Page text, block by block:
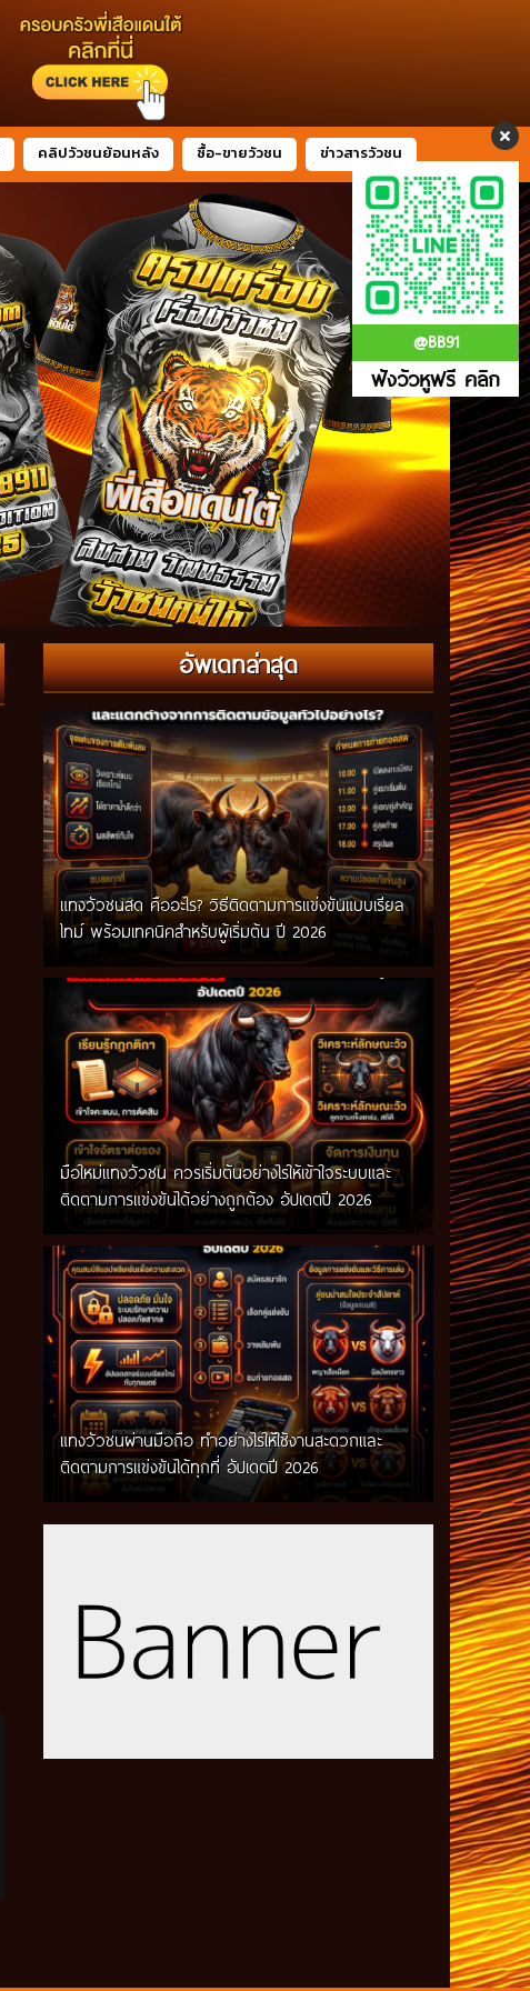
@BB91
ฟังวัวหูฟรี คลิก
คลิปวัวชนย้อนหลัง ซื้อ-ขายวัวชน ข่าวสารวัวชน
อัพเดทล่าสุด
แทงวัวชนสด คืออะไร? วิธีติดตามการแข่งขันแบบเรียล
ไทม์ พร้อมเทคนิคสำหรับผู้เริ่มต้น ปี 2026
มือใหม่แทงวัวชน ควรเริ่มต้นอย่างไรให้เข้าใจระบบและ
ติดตามการแข่งขันได้อย่างถูกต้อง อัปเดตปี 2026
แทงวัวชนผ่านมือถือ ทำอย่างไรให้ใช้งานสะดวกและ
ติดตามการแข่งขันได้ทุกที่ อัปเดตปี 2026